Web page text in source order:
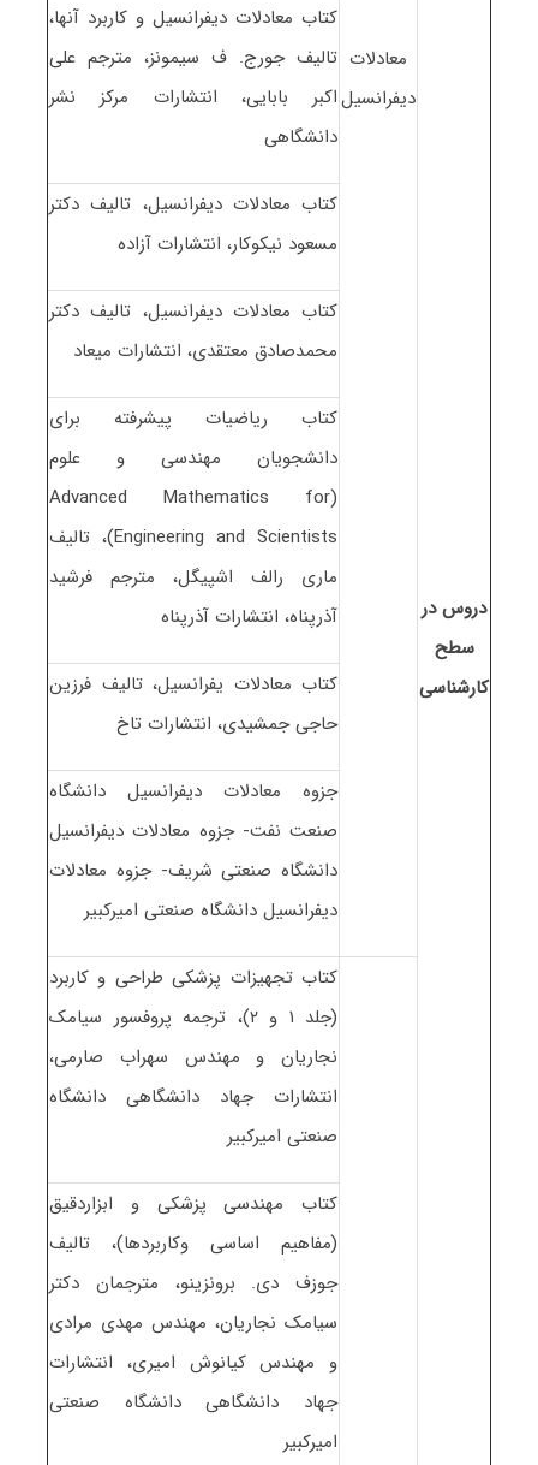
دروس در
سطح
کارشناسی
معادلات
دیفرانسیل
کتاب معادلات دیفرانسیل و کاربرد آنها،
تالیف جورج. ف سیمونز، مترجم علی
اکبر بابایی، انتشارات مرکز نشر
دانشگاهی
کتاب معادلات دیفرانسیل، تالیف دکتر
مسعود نیکوکار، انتشارات آزاده
کتاب معادلات دیفرانسیل، تالیف دکتر
محمدصادق معتقدی، انتشارات میعاد
کتاب ریاضیات پیشرفته برای
دانشجویان مهندسی و علوم
(Advanced Mathematics for
Engineering and Scientists)، تالیف
ماری رالف اشپیگل، مترجم فرشید
آذرپناه، انتشارات آذرپناه
کتاب معادلات یفرانسیل، تالیف فرزین
حاجی جمشیدی، انتشارات تاخ
جزوه معادلات دیفرانسیل دانشگاه
صنعت نفت- جزوه معادلات دیفرانسیل
دانشگاه صنعتی شریف- جزوه معادلات
دیفرانسیل دانشگاه صنعتی امیرکبیر
کتاب تجهیزات پزشکی طراحی و کاربرد
(جلد ۱ و ۲)، ترجمه پروفسور سیامک
نجاریان و مهندس سهراب صارمی،
انتشارات جهاد دانشگاهی دانشگاه
صنعتی امیرکبیر
کتاب مهندسی پزشکی و ابزاردقیق
(مفاهیم اساسی وکاربردها)، تالیف
جوزف دی. برونزینو، مترجمان دکتر
سیامک نجاریان، مهندس مهدی مرادی
و مهندس کیانوش امیری، انتشارات
جهاد دانشگاهی دانشگاه صنعتی
امیرکبیر